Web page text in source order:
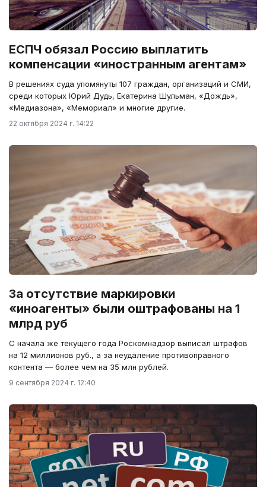
ЕСПЧ обязал Россию выплатить
компенсации «иностранным агентам»
В решениях суда упомянуты 107 граждан, организаций и СМИ,
среди которых Юрий Дудь, Екатерина Шульман, «Дождь»,
«Медиазона», «Мемориал» и многие другие.
22 октября 2024 г. 14:22
За отсутствие маркировки
«иноагенты» были оштрафованы на 1
млрд руб
С начала же текущего года Роскомнадзор выписал штрафов
на 12 миллионов руб., а за неудаление противоправного
контента — более чем на 35 млн рублей.
9 сентября 2024 г. 12:40